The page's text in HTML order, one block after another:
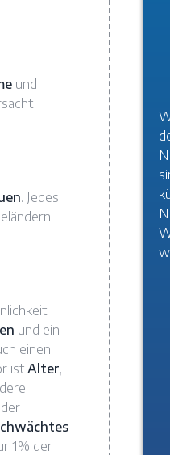
und
. Jedes
und ein
einen
ist Alter,
1% der